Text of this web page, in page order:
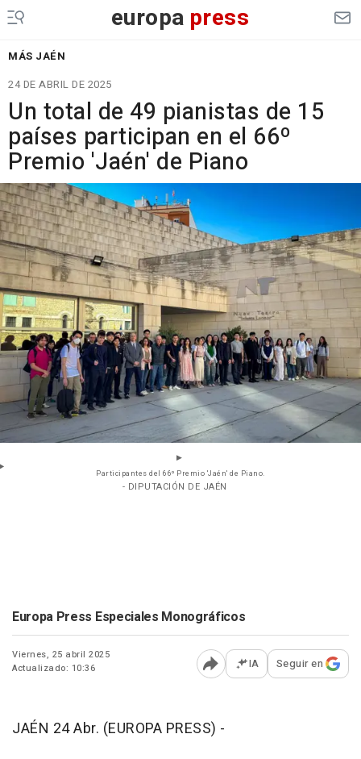
europa press
MÁS JAÉN
24 DE ABRIL DE 2025
Un total de 49 pianistas de 15
países participan en el 66º
Premio 'Jaén' de Piano
Participantes del 66º Premio 'Jaén' de Piano.
- DIPUTACIÓN DE JAÉN
Europa Press Especiales Monográficos
Viernes, 25 abril 2025
Actualizado: 10:36
Abrir opciones para
IA Seguir en
JAÉN 24 Abr. (EUROPA PRESS) -